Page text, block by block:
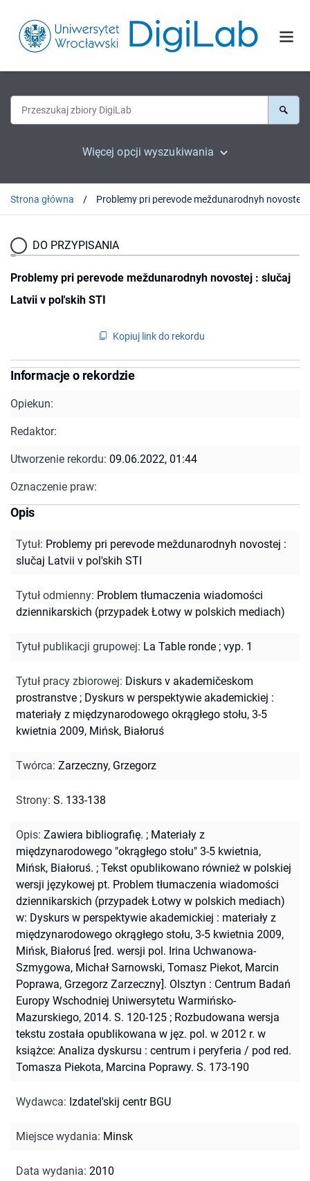
Więcej opcji wyszukiwania
Strona główna
DO PRZYPISANIA
Problemy pri perevode meždunarodnyh novostej : slučaj
Latvii v pol'skih STI
Kopiuj link do rekordu
Informacje o rekordzie
Opiekun:
Redaktor:
Utworzenie rekordu: 09.06.2022, 01:44
Oznaczenie praw:
Opis
Tytuł: Problemy pri perevode meždunarodnyh novostej :
slučaj Latvii v pol'skih STI
Tytuł odmienny: Problem tłumaczenia wiadomości
dziennikarskich (przypadek Łotwy w polskich mediach)
Tytuł publikacji grupowej: La Table ronde ; vyp. 1
Tytuł pracy zbiorowej: Diskurs v akademičeskom
prostranstve ; Dyskurs w perspektywie akademickiej :
materiały z międzynarodowego okrągłego stołu, 3-5
kwietnia 2009, Mińsk, Białoruś
Twórca: Zarzeczny, Grzegorz
Strony: S. 133-138
Opis: Zawiera bibliografię. ; Materiały z
międzynarodowego "okrągłego stołu" 3-5 kwietnia,
Mińsk, Białoruś. ; Tekst opublikowano również w polskiej
wersji językowej pt. Problem tłumaczenia wiadomości
dziennikarskich (przypadek Łotwy w polskich mediach)
w: Dyskurs w perspektywie akademickiej : materiały z
międzynarodowego okrągłego stołu, 3-5 kwietnia 2009,
Mińsk, Białoruś [red. wersji pol. Irina Uchwanowa-
Szmygowa, Michał Sarnowski, Tomasz Piekot, Marcin
Poprawa, Grzegorz Zarzeczny]. Olsztyn : Centrum Badań
Europy Wschodniej Uniwersytetu Warmińsko-
Mazurskiego, 2014. S. 120-125 ; Rozbudowana wersja
tekstu została opublikowana w jęz. pol. w 2012 r. w
książce: Analiza dyskursu : centrum i peryferia / pod red.
Tomasza Piekota, Marcina Poprawy. S. 173-190
Wydawca: Izdatel'skij centr BGU
Miejsce wydania: Minsk
Data wydania: 2010